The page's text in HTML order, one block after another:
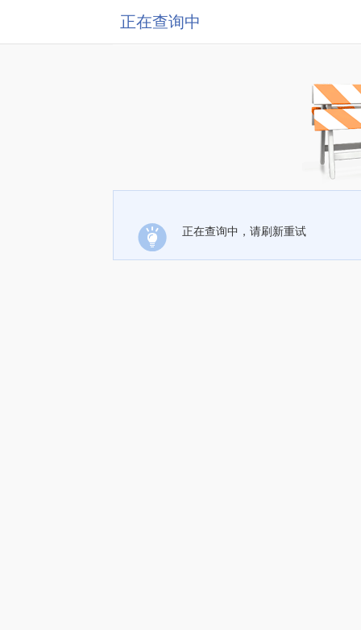
正在查询中
正在查询中，请刷新重试